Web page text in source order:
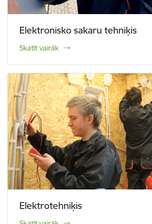
Elektronisko sakaru tehniķis
Skatīt vairāk
Elektrotehniķis